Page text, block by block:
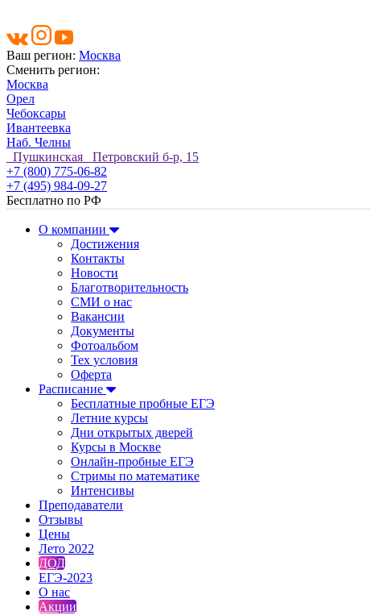
Ваш регион: Москва
Сменить регион:
Москва
Орел
Чебоксары
Ивантеевка
Наб. Челны
Пушкинская Петровский б-р, 15
+7 (800) 775-06-82
+7 (495) 984-09-27
Бесплатно по РФ
О компании
Достижения
Контакты
Новости
Благотворительность
СМИ о нас
Вакансии
Документы
Фотоальбом
Тех условия
Оферта
Расписание
Бесплатные пробные ЕГЭ
Летние курсы
Дни открытых дверей
Курсы в Москве
Онлайн-пробные ЕГЭ
Стримы по математике
Интенсивы
Преподаватели
Отзывы
Цены
Лето 2022
ДОД
ЕГЭ-2023
О нас
Акции